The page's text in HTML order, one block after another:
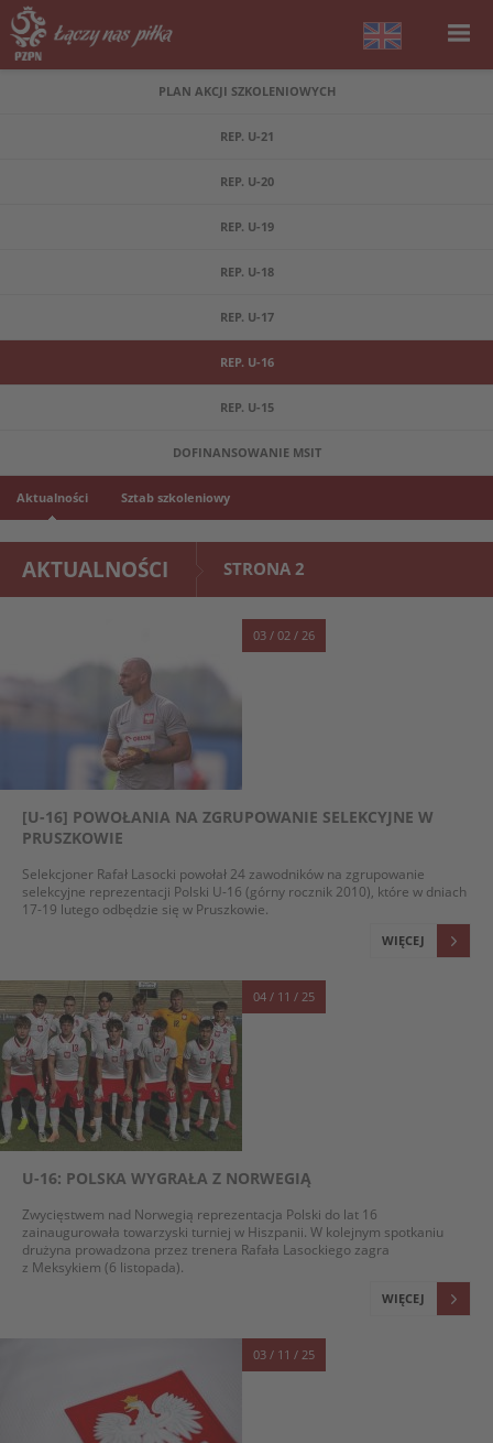
PLAN AKCJI SZKOLENIOWYCH
REP. U-21
REP. U-20
REP. U-19
REP. U-18
REP. U-17
REP. U-16
REP. U-15
DOFINANSOWANIE MSIT
Aktualności Sztab szkoleniowy
AKTUALNOŚCI STRONA 2
03 / 02 / 26
[U-16] POWOŁANIA NA ZGRUPOWANIE SELEKCYJNE W
PRUSZKOWIE
Selekcjoner Rafał Lasocki powołał 24 zawodników na zgrupowanie
selekcyjne reprezentacji Polski U-16 (górny rocznik 2010), które w dniach
17-19 lutego odbędzie się w Pruszkowie.
WIĘCEJ
04 / 11 / 25
U-16: POLSKA WYGRAŁA Z NORWEGIĄ
Zwycięstwem nad Norwegią reprezentacja Polski do lat 16
zainaugurowała towarzyski turniej w Hiszpanii. W kolejnym spotkaniu
drużyna prowadzona przez trenera Rafała Lasockiego zagra
z Meksykiem (6 listopada).
WIĘCEJ
03 / 11 / 25